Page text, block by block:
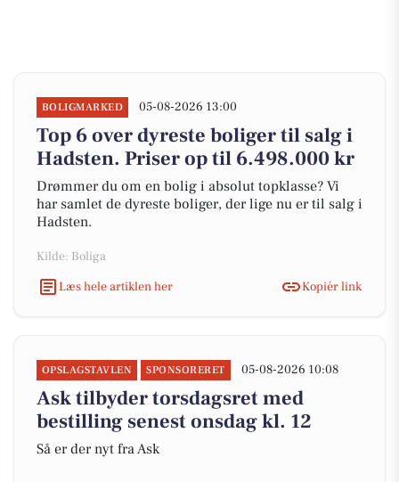
BOLIGMARKED 05-08-2026 13:00
Top 6 over dyreste boliger til salg i
Hadsten. Priser op til 6.498.000 kr
Drømmer du om en bolig i absolut topklasse? Vi
har samlet de dyreste boliger, der lige nu er til salg i
Hadsten.
Kilde: Boliga
Læs hele artiklen her
Kopiér link
OPSLAGSTAVLEN SPONSORERET 05-08-2026 10:08
Ask tilbyder torsdagsret med
bestilling senest onsdag kl. 12
Så er der nyt fra Ask